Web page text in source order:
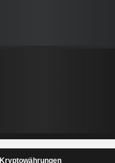
Kryptowährungen